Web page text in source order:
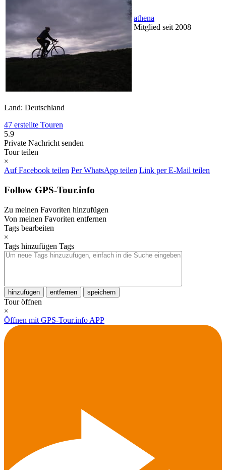
athena
Mitglied seit 2008
Land: Deutschland
47 erstellte Touren
5.9
Private Nachricht senden
Tour teilen
×
Auf Facebook teilen Per WhatsApp teilen Link per E-Mail teilen
Follow GPS-Tour.info
Zu meinen Favoriten hinzufügen
Von meinen Favoriten entfernen
Tags bearbeiten
×
Tags hinzufügen Tags
hinzufügen entfernen speichern
Tour öffnen
×
Öffnen mit GPS-Tour.info APP